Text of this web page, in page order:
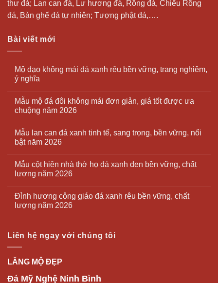
thư đá; Lan can đá, Lư hương đá, Rồng đá, Chiếu Rồng
đá, Bàn ghế đá tự nhiên; Tượng phật đá,….
Bài viết mới
Mộ đạo không mái đá xanh rêu bền vững, trang nghiêm,
ý nghĩa
Mẫu mộ đá đôi không mái đơn giản, giá tốt được ưa
chuộng năm 2026
Mẫu lan can đá xanh tinh tế, sang trọng, bền vững, nổi
bật năm 2026
Mẫu cột hiên nhà thờ họ đá xanh đen bền vững, chất
lượng năm 2026
Đỉnh hương công giáo đá xanh rêu bền vững, chất
lượng năm 2026
Liên hệ ngay với chúng tôi
LĂNG MỘ ĐẸP
Đá Mỹ Nghệ Ninh Bình